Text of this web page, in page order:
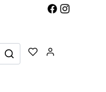
Szukaj